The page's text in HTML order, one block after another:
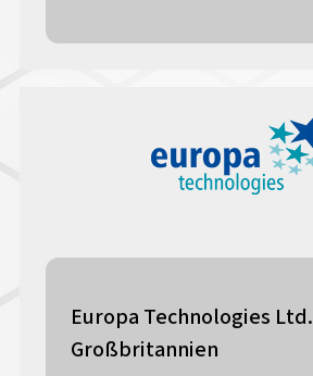
Europa Technologies Ltd.
Großbritannien